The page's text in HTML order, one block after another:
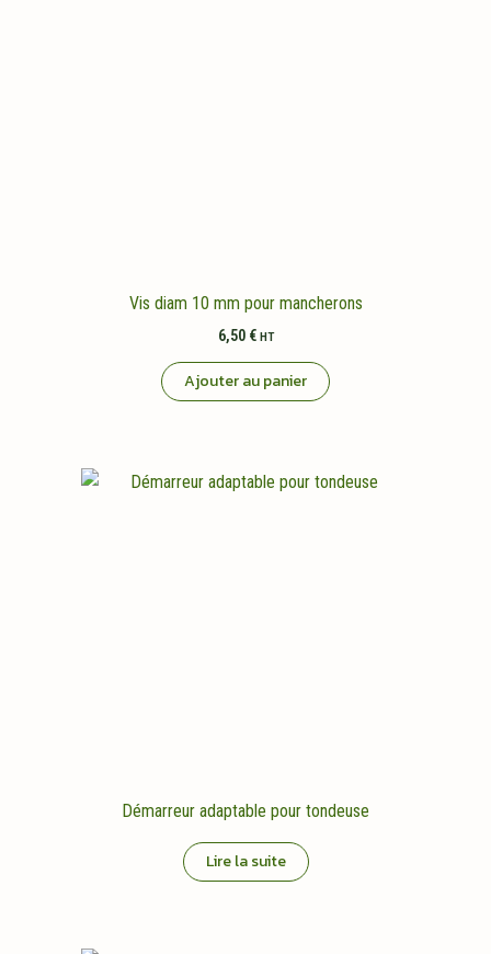
Vis diam 10 mm pour mancherons
6,50 € HT
Ajouter au panier
Démarreur adaptable pour tondeuse
Lire la suite